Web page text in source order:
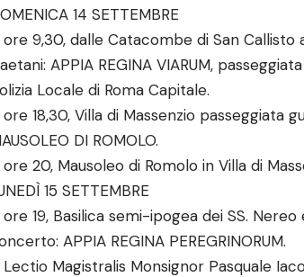
14 SETTEMBRE
9,30, dalle Catacombe di San Callisto
APPIA REGINA VIARUM,
Locale di Roma Capitale.
18,30, Villa di Massenzio passeggiata
DI ROMOLO.
20, Mausoleo di Romolo in Villa di
15 SETTEMBRE
19, Basilica semi-ipogea dei SS.
APPIA REGINA PEREGRINORUM.
Magistralis Monsignor Pasquale